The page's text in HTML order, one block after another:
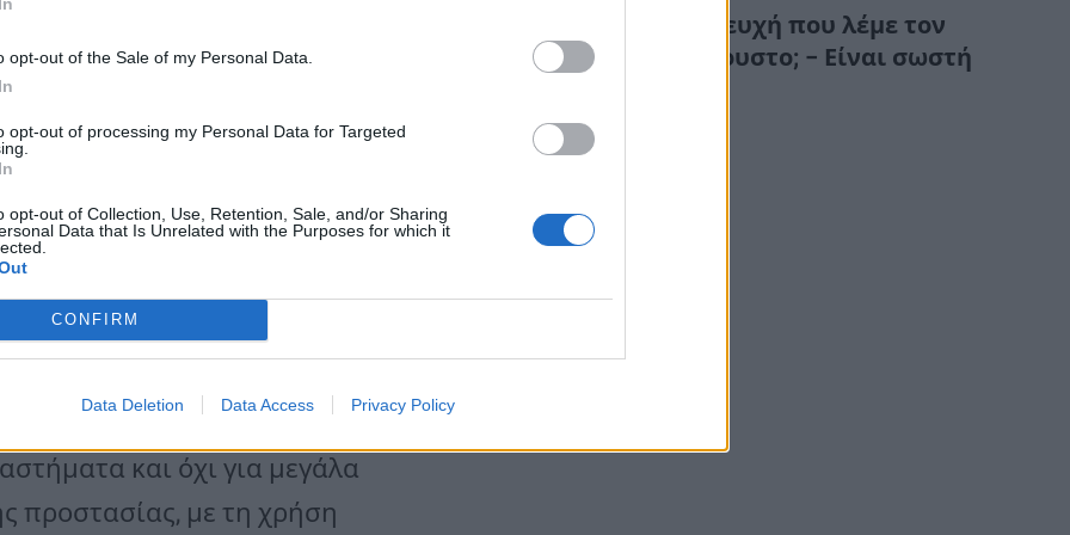
opt-out of the Sale of my Personal Data.
opt-out of processing my Personal Data for Targeted
opt-out of Collection, Use, Retention, Sale, and/or Sharing
Data that Is Unrelated with the Purposes for which it
CONFIRM
Data Deletion Data Access Privacy Policy
σε σχέση με το
αντίστοιχη
γιατί έχει εμβολιαστεί ένα
των μεγαλύτερων σε ηλικία
μιλώντας στο Newsbomb.gr.
την επιδημιολογική
εμβολιασμών που προχωράει
ανέφερε τη δική του πρόταση.
κάποια μικρά μαγαζιά, το
και όχι για μεγάλα
προστασίας, με τη χρήση
Τι σημαίνει η ευχή που λέμε τον
Δεκαπενταύγουστο; – Είναι σωστή